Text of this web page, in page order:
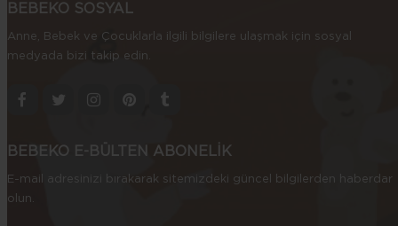
BEBEKO SOSYAL
Anne, Bebek ve Çocuklarla ilgili bilgilere ulaşmak için sosyal
medyada bizi takip edin.
BEBEKO E-BÜLTEN ABONELİK
E-mail adresinizi bırakarak sitemizdeki güncel bilgilerden haberdar
olun.